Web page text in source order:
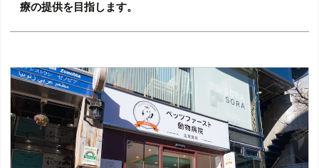
療の提供を目指します。